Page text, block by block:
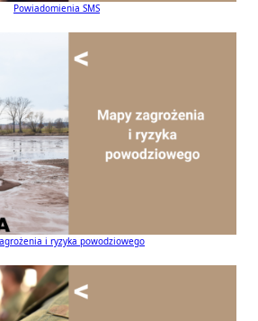
Powiadomienia SMS
i ryzyka powodziowego